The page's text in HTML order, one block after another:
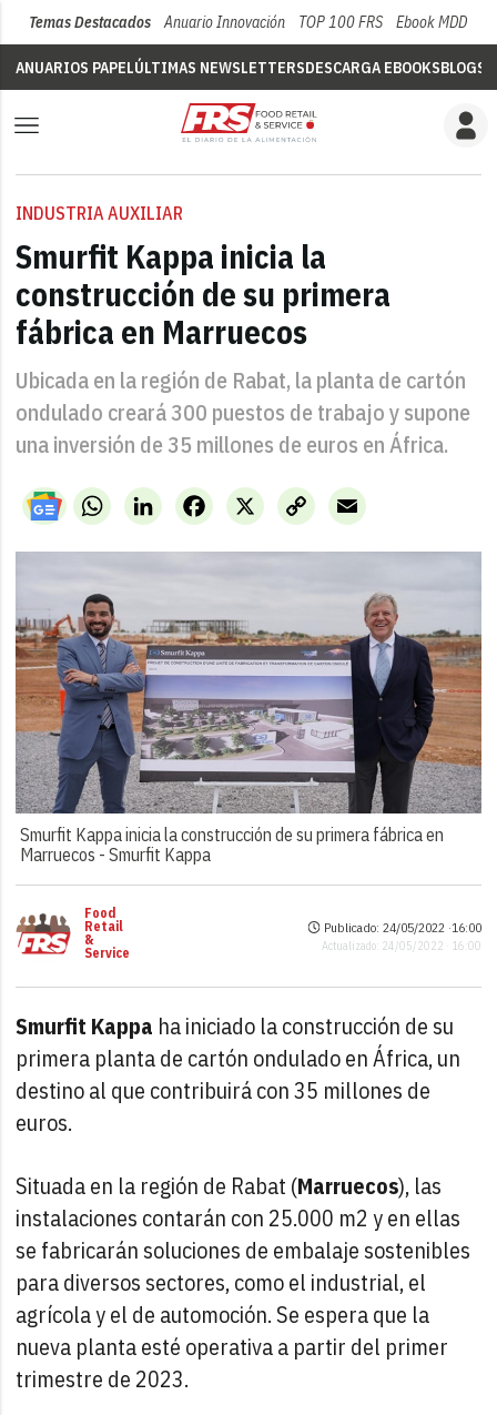
Temas Destacados Anuario Innovación TOP 100 FRS Ebook MDD
ANUARIOS PAPELÚLTIMAS NEWSLETTERSDESCARGA EBOOKSBLOGS
INDUSTRIA AUXILIAR
Smurfit Kappa inicia la
construcción de su primera
fábrica en Marruecos
Ubicada en la región de Rabat, la planta de cartón
ondulado creará 300 puestos de trabajo y supone
una inversión de 35 millones de euros en África.
WhatsAppLinkedIn X
Facebook
Copy
Link
Email
Smurfit Kappa inicia la construcción de su primera fábrica en
Marruecos -Smurfit Kappa
Food
Retail
&
Service
Publicado: 24/05/2022 ·16:00
Actualizado: 24/05/2022 · 16:00
Smurfit Kappa ha iniciado la construcción de su
primera planta de cartón ondulado en África, un
destino al que contribuirá con 35 millones de
euros.
Situada en la región de Rabat (Marruecos), las
instalaciones contarán con 25.000 m2 y en ellas
se fabricarán soluciones de embalaje sostenibles
para diversos sectores, como el industrial, el
agrícola y el de automoción. Se espera que la
nueva planta esté operativa a partir del primer
trimestre de 2023.